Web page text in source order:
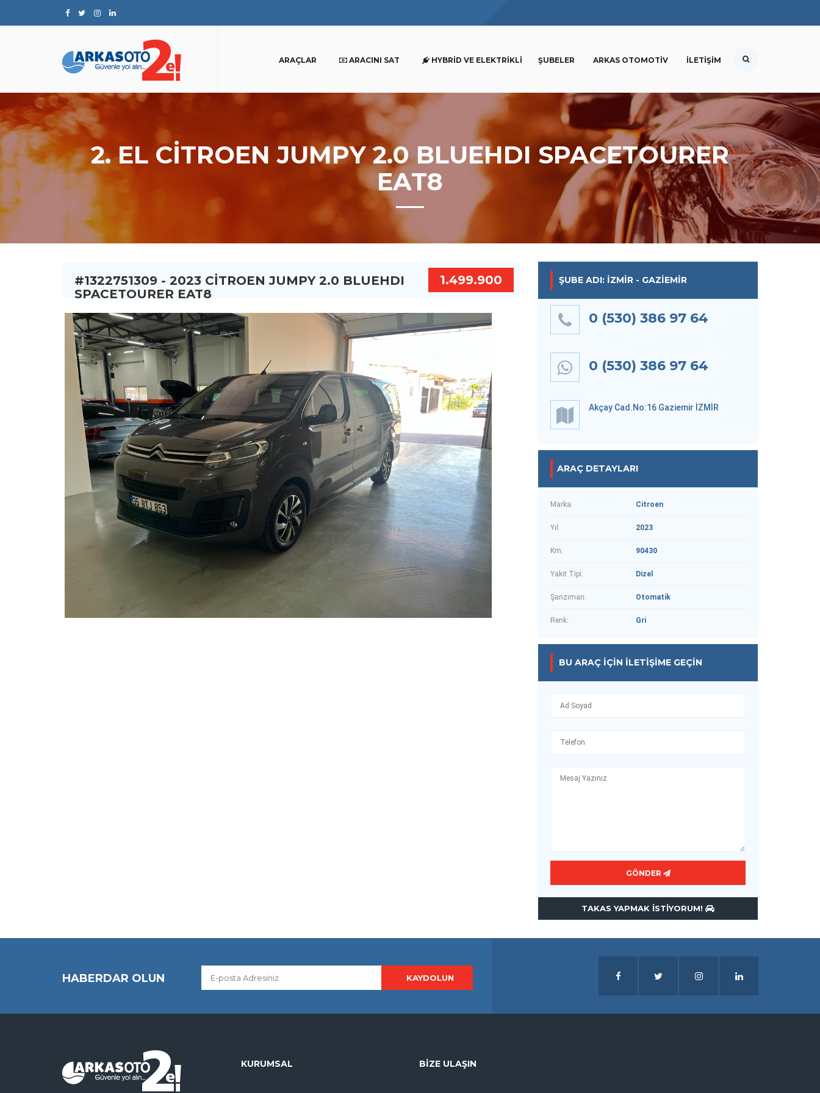
ARAÇLAR ARACINI SAT HYBRID VE ELEKTRIKLI ŞUBELER ARKAS OTOMOTIV İLETIŞIM
2. EL CITROEN JUMPY 2.0 BLUEHDI SPACETOURER
EAT8
#1322751309 - 2023 CITROEN JUMPY 2.0 BLUEHDI
SPACETOURER EAT8
1.499.900
ŞUBE ADI: İZMIR - GAZIEMIR
0 (530) 386 97 64
0 (530) 386 97 64
Akçay Cad.No:16 Gaziemir İZMİR
ARAÇ DETAYLARI
Marka: Citroen
Yıl: 2023
Km: 90430
Yakıt Tipi: Dizel
Şanzıman: Otomatik
Renk: Gri
BU ARAÇ IÇIN İLETIŞIME GEÇIN
GÖNDER
TAKAS YAPMAK ISTIYORUM!
HABERDAR OLUN
KURUMSAL BIZE ULAŞIN